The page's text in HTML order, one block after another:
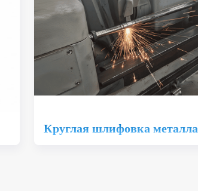
Круглая шлифовка металла